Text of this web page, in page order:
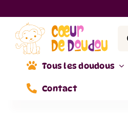
to
content
Tous les doudous
Contact